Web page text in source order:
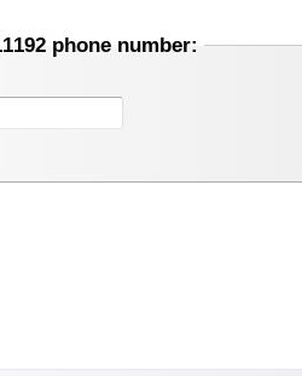
phone number: